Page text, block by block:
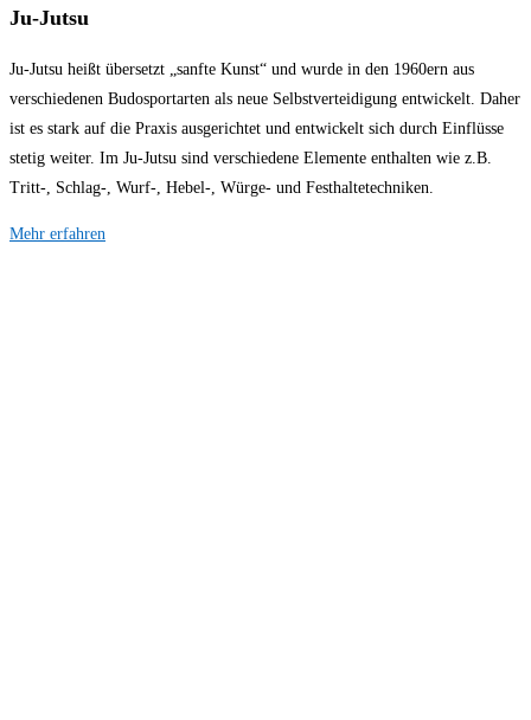
Ju-Jutsu
Ju-Jutsu heißt übersetzt „sanfte Kunst“ und wurde in den 1960ern aus
verschiedenen Budosportarten als neue Selbstverteidigung entwickelt. Daher
ist es stark auf die Praxis ausgerichtet und entwickelt sich durch Einflüsse
stetig weiter. Im Ju-Jutsu sind verschiedene Elemente enthalten wie z.B.
Tritt-, Schlag-, Wurf-, Hebel-, Würge- und Festhaltetechniken.
Mehr erfahren